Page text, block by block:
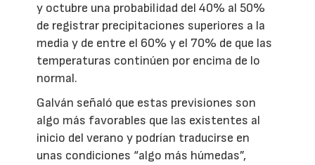
y octubre una probabilidad del 40% al 50%
de registrar precipitaciones superiores a la
media y de entre el 60% y el 70% de que las
temperaturas continúen por encima de lo
normal.
Galván señaló que estas previsiones son
algo más favorables que las existentes al
inicio del verano y podrían traducirse en
unas condiciones “algo más húmedas”,